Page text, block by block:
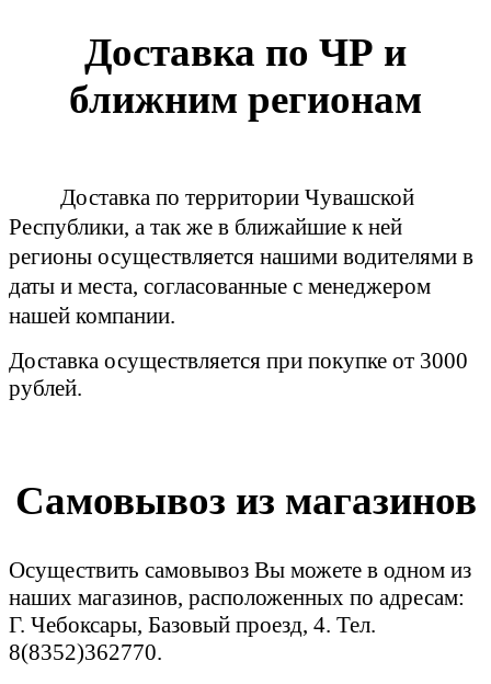
Доставка по ЧР и
ближним регионам
Доставка по территории Чувашской
Республики, а так же в ближайшие к ней
регионы осуществляется нашими водителями в
даты и места, согласованные с менеджером
нашей компании.
Доставка осуществляется при покупке от 3000
рублей.
Самовывоз из магазинов
Осуществить самовывоз Вы можете в одном из
наших магазинов, расположенных по адресам:
Г. Чебоксары, Базовый проезд, 4. Тел.
8(8352)362770.